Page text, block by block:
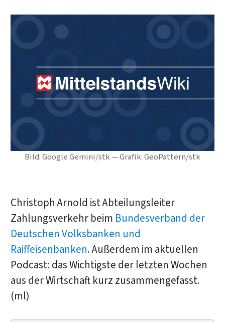
Bild: Google Gemini/stk — Grafik: GeoPattern/stk
Christoph Arnold ist Abteilungsleiter
Zahlungsverkehr beim Bundesverband der
Deutschen Volksbanken und
Raiffeisenbanken. Außerdem im aktuellen
Podcast: das Wichtigste der letzten Wochen
aus der Wirtschaft kurz zusammengefasst.
(ml)